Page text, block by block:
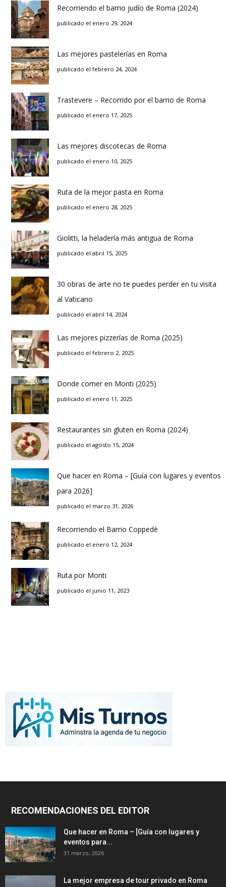
Recorriendo el barrio judío de Roma (2024)
publicado el enero 29, 2024
Las mejores pastelerías en Roma
publicado el febrero 24, 2024
Trastevere – Recorrido por el barrio de Roma
publicado el enero 17, 2025
Las mejores discotecas de Roma
publicado el enero 10, 2025
Ruta de la mejor pasta en Roma
publicado el enero 28, 2025
Giolitti, la heladería más antigua de Roma
publicado el abril 15, 2025
30 obras de arte no te puedes perder en tu visita
al Vaticano
publicado el abril 14, 2024
Las mejores pizzerías de Roma (2025)
publicado el febrero 2, 2025
Donde comer en Monti (2025)
publicado el enero 11, 2025
Restaurantes sin gluten en Roma (2024)
publicado el agosto 15, 2024
Que hacer en Roma – [Guía con lugares y eventos
para 2026]
publicado el marzo 31, 2026
Recorriendo el Barrio Coppedè
publicado el enero 12, 2024
Ruta por Monti
publicado el junio 11, 2023
RECOMENDACIONES DEL EDITOR
Que hacer en Roma – [Guía con lugares y
eventos para...
31 marzo, 2026
La mejor empresa de tour privado en Roma